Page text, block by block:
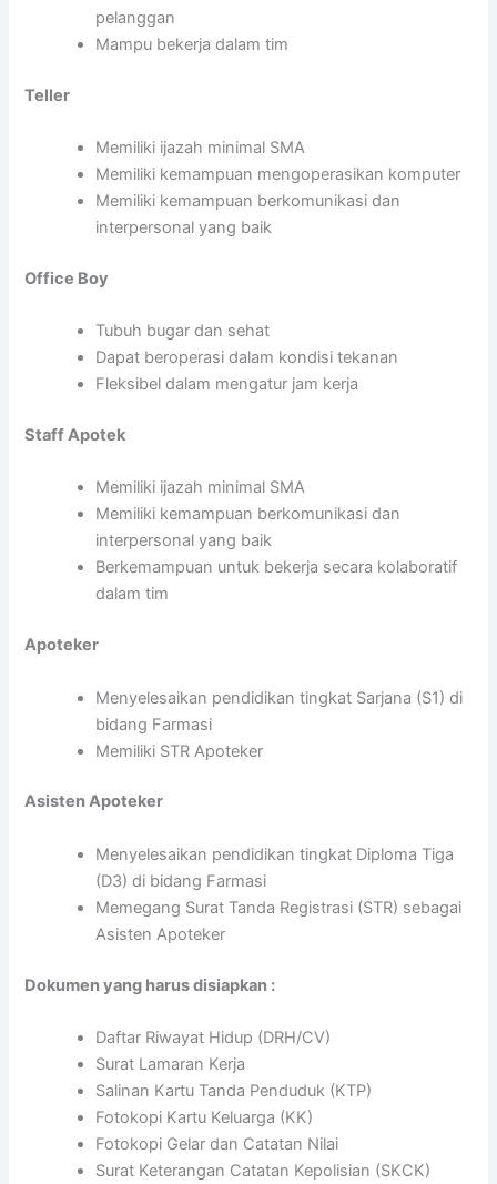
pelanggan
Mampu bekerja dalam tim
Teller
Memiliki ijazah minimal SMA
Memiliki kemampuan mengoperasikan komputer
Memiliki kemampuan berkomunikasi dan
interpersonal yang baik
Office Boy
Tubuh bugar dan sehat
Dapat beroperasi dalam kondisi tekanan
Fleksibel dalam mengatur jam kerja
Staff Apotek
Memiliki ijazah minimal SMA
Memiliki kemampuan berkomunikasi dan
interpersonal yang baik
Berkemampuan untuk bekerja secara kolaboratif
dalam tim
Apoteker
Menyelesaikan pendidikan tingkat Sarjana (S1) di
bidang Farmasi
Memiliki STR Apoteker
Asisten Apoteker
Menyelesaikan pendidikan tingkat Diploma Tiga
(D3) di bidang Farmasi
Memegang Surat Tanda Registrasi (STR) sebagai
Asisten Apoteker
Dokumen yang harus disiapkan :
Daftar Riwayat Hidup (DRH/CV)
Surat Lamaran Kerja
Salinan Kartu Tanda Penduduk (KTP)
Fotokopi Kartu Keluarga (KK)
Fotokopi Gelar dan Catatan Nilai
Surat Keterangan Catatan Kepolisian (SKCK)